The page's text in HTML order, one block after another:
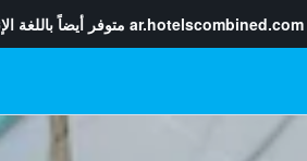
ar.hotelscombined.com متوفر أيضاً باللغة